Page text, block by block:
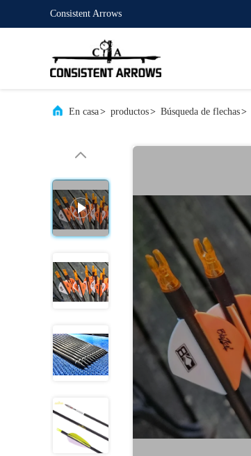
Consistent Arrows
En casa> productos> Búsqueda de flechas>